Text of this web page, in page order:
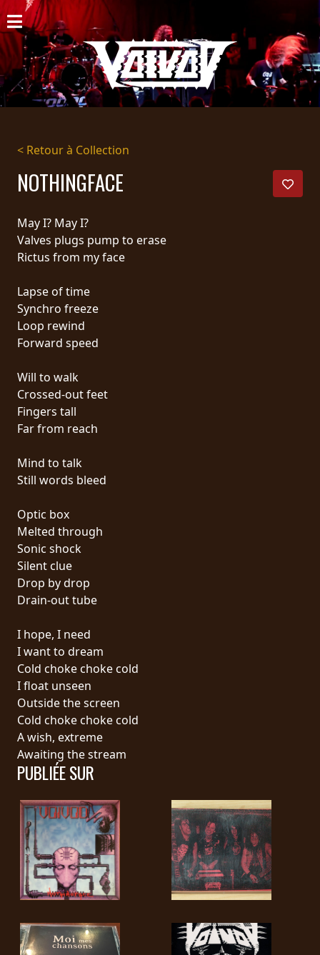
ACCUEIL
NOUVELLES
CONCERTS
DISCOGRAPHIE
GALERIE
PANIER
MAGASIN
DIFFUSION
PRESSE
CONTACT
CONNEXION
NOUS
SOMMES
CONNECTÉS
CONDITIONS
D'UTILISATION
POLITIQUE
DE
CONFIDENTIALITÉ
RETOURS
CREDITS
CHOISIR
UN
THÈME
SYMPHONIQUE
MORGOTH
TALES
ANACHRONISM
< Retour à Collection
NOTHINGFACE
May I? May I?
Valves plugs pump to erase
Rictus from my face
Lapse of time
Synchro freeze
Loop rewind
Forward speed
Will to walk
Crossed-out feet
Fingers tall
Far from reach
Mind to talk
Still words bleed
Optic box
Melted through
Sonic shock
Silent clue
Drop by drop
Drain-out tube
I hope, I need
I want to dream
Cold choke choke cold
I float unseen
Outside the screen
Cold choke choke cold
A wish, extreme
Awaiting the stream
PUBLIÉE SUR